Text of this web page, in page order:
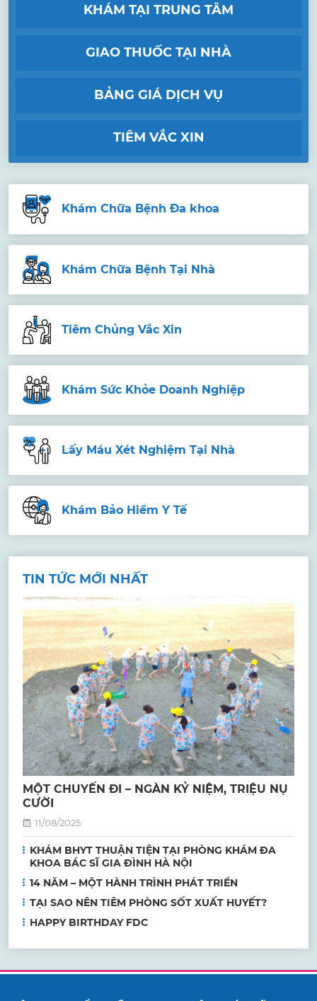
KHÁM TẠI TRUNG TÂM
GIAO THUỐC TẠI NHÀ
BẢNG GIÁ DỊCH VỤ
TIÊM VẮC XIN
Khám Chữa Bệnh Đa khoa
Khám Chữa Bệnh Tại Nhà
Tiêm Chủng Vắc Xin
Khám Sức Khỏe Doanh Nghiệp
Lấy Máu Xét Nghiệm Tại Nhà
Khám Bảo Hiểm Y Tế
TIN TỨC MỚI NHẤT
MỘT CHUYẾN ĐI – NGÀN KỶ NIỆM, TRIỆU NỤ
CƯỜI
11/08/2025
KHÁM BHYT THUẬN TIỆN TẠI PHÒNG KHÁM ĐA
KHOA BÁC SĨ GIA ĐÌNH HÀ NỘI
14 NĂM – MỘT HÀNH TRÌNH PHÁT TRIỂN
TẠI SAO NÊN TIÊM PHÒNG SỐT XUẤT HUYẾT?
HAPPY BIRTHDAY FDC